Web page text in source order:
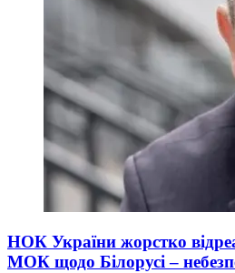
НОК України жорстко
МОК щодо Білорусі –